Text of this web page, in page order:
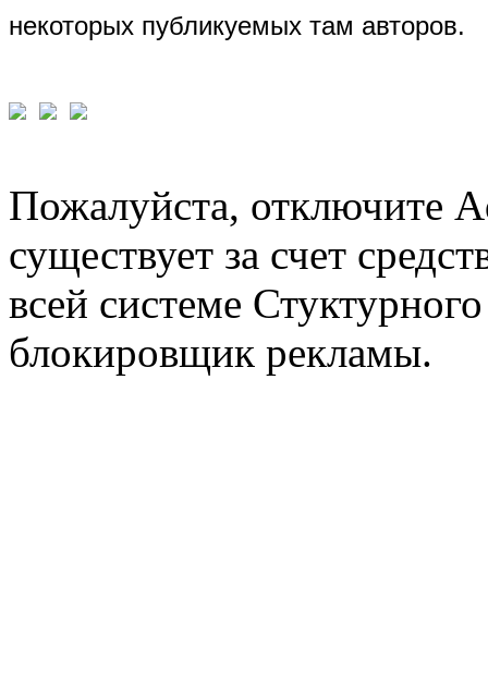
некоторых публикуемых там авторов.
Пожалуйста, отключите
существует за счет
всей системе
блокировщик рекламы.